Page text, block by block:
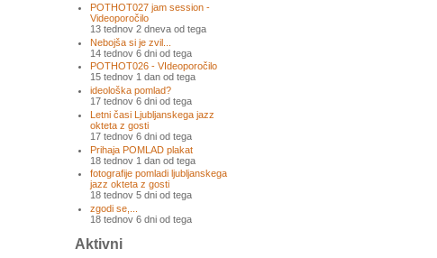
POTHOT027 jam session -
Videoporočilo
13 tednov 2 dneva od tega
Nebojša si je zvil...
14 tednov 6 dni od tega
POTHOT026 - VIdeoporočilo
15 tednov 1 dan od tega
ideološka pomlad?
17 tednov 6 dni od tega
Letni časi Ljubljanskega jazz
okteta z gosti
17 tednov 6 dni od tega
Prihaja POMLAD plakat
18 tednov 1 dan od tega
fotografije pomladi ljubljanskega
jazz okteta z gosti
18 tednov 5 dni od tega
zgodi se,...
18 tednov 6 dni od tega
Aktivni